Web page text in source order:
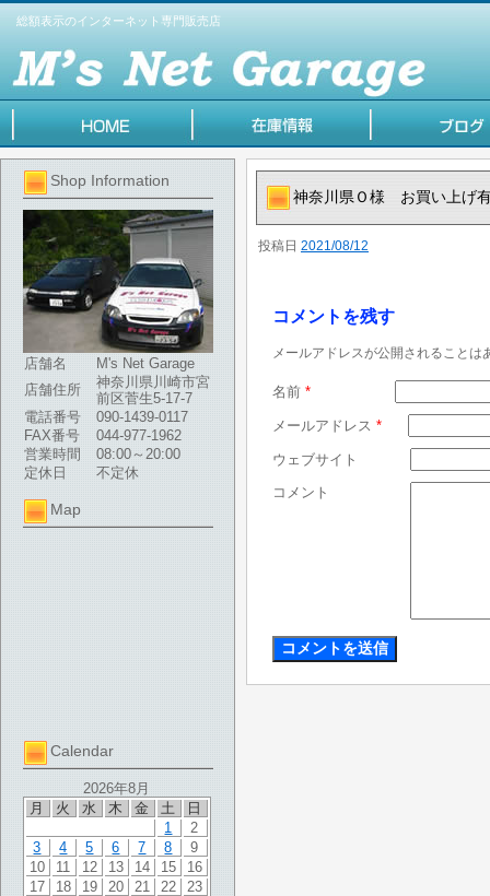
総額表示のインターネット専門販売店
Shop Information
店舗名
M's Net Garage
店舗住所
神奈川県川崎市宮
前区菅生5-17-7
電話番号
090-1439-0117
FAX番号
044-977-1962
営業時間
08:00～20:00
定休日
不定休
Map
Calendar
2026年8月
月
火 水 木 金 土 日
1
2
3
4 5 6 7 8
9
10
11 12 13 14 15
16
17
18 19 20 21 22
23
神奈川県Ｏ様 お買い上げ
投稿日 2021/08/12
コメントを残す
メールアドレスが公開されることは
名前 *
メールアドレス *
ウェブサイト
コメント